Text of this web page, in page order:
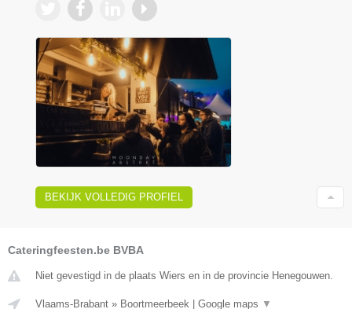
BEKIJK VOLLEDIG PROFIEL
Cateringfeesten.be BVBA
Niet gevestigd in de plaats Wiers en in de provincie Henegouwen.
Vlaams-Brabant » Boortmeerbeek Google maps ▼